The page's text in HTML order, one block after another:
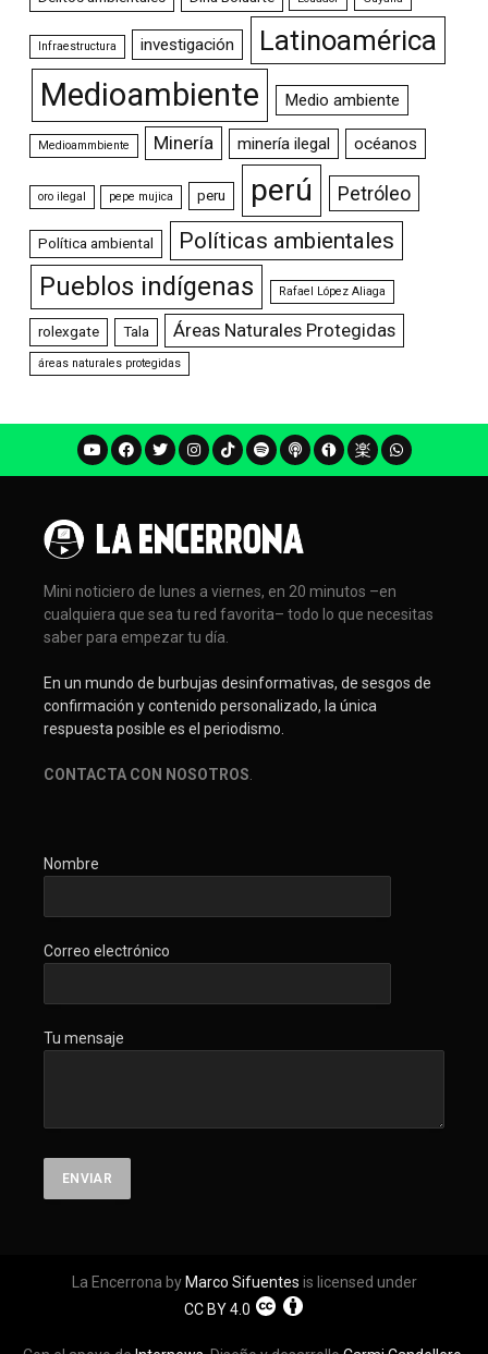
Infraestructura investigación Latinoamérica
Medioambiente Medio ambiente
Medioammbiente Minería minería ilegal océanos
oro ilegal pepe mujica peru perú Petróleo
Política ambiental Políticas ambientales
Pueblos indígenas Rafael López Aliaga
rolexgate Tala Áreas Naturales Protegidas
áreas naturales protegidas
Mini noticiero de lunes a viernes, en 20 minutos –en
cualquiera que sea tu red favorita– todo lo que necesitas
saber para empezar tu día.
En un mundo de burbujas desinformativas, de sesgos de
confirmación y contenido personalizado, la única
respuesta posible es el periodismo.
CONTACTA CON NOSOTROS
Nombre
Correo electrónico
Tu mensaje
La Encerrona by Marco Sifuentes is licensed under
CC BY 4.0